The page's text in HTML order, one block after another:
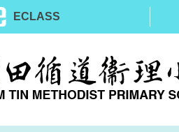
ECLASS